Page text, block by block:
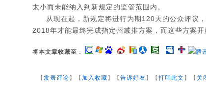
太小而未能纳入到新规定的监管范围内。
从现在起，新规定将进行为期120天的公众评议
2018年才能最终完成指定州减排方案，而这些方案开
将本文章收藏至 ：
【 发表评论 】【 加入收藏 】【 告诉好友 】【 打印此文 】【 关